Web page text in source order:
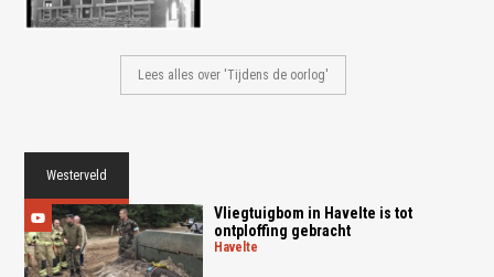
Lees alles over 'Tijdens de oorlog'
Westerveld
Vliegtuigbom in Havelte is tot
ontploffing gebracht
havelte